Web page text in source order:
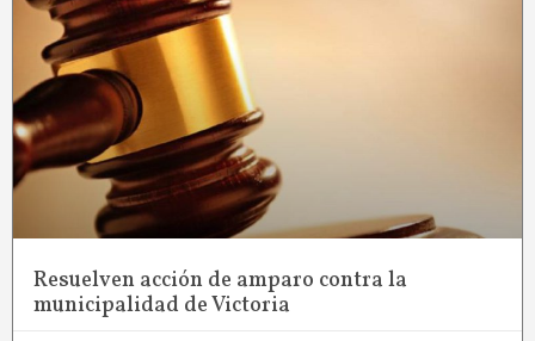
Resuelven acción de amparo contra la
municipalidad de Victoria